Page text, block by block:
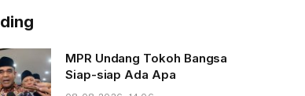
MPR Undang Tokoh Bangsa
Siap-siap Ada Apa